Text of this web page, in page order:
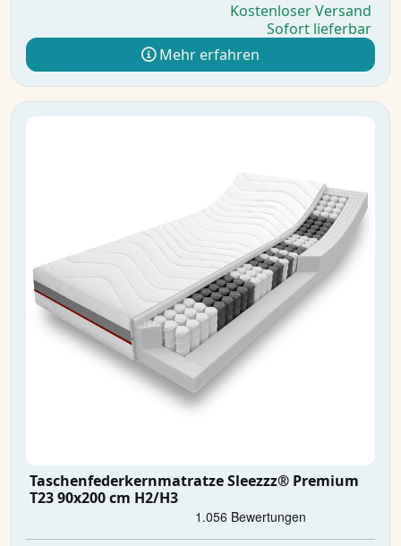
Kostenloser Versand
Sofort lieferbar
Mehr erfahren
Taschenfederkernmatratze Sleezzz® Premium
T23 90x200 cm H2/H3